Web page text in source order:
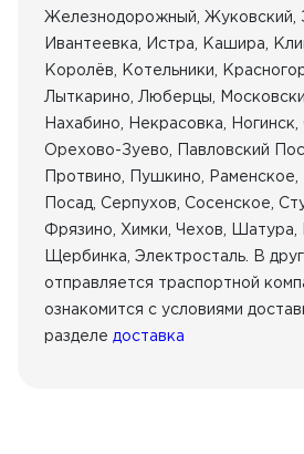
Железнодорожный, Жуковский,
Ивантеевка, Истра, Кашира,
Королёв, Котельники,
Лыткарино, Люберцы,
Нахабино, Некрасовка, Ногинск,
Орехово-Зуево, Павловский
Протвино, Пушкино, Раменское,
Посад, Серпухов, Сосенское,
Фрязино, Химки, Чехов, Шатура,
Щербинка, Электросталь. В
отправляется траспортной
ознакомится с условиями
разделе доставка